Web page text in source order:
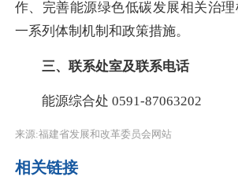
作、完善能源绿色低碳发展相关治
一系列体制机制和政策措施。
三、联系处室及联系电话
能源综合处 0591-87063202
来源:福建省发展和改革委员会网站
相关链接